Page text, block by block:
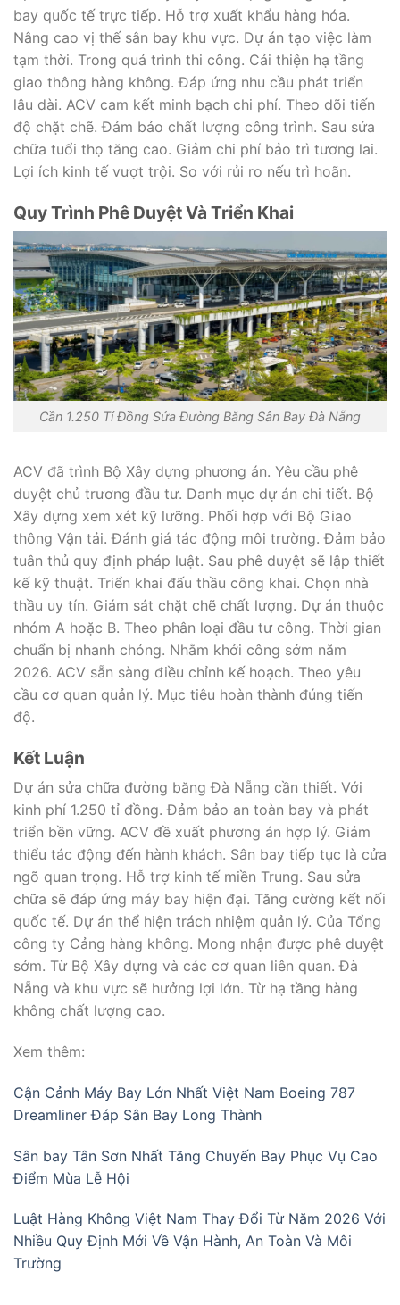
bay quốc tế trực tiếp. Hỗ trợ xuất khẩu hàng hóa.
Nâng cao vị thế sân bay khu vực. Dự án tạo việc làm
tạm thời. Trong quá trình thi công. Cải thiện hạ tầng
giao thông hàng không. Đáp ứng nhu cầu phát triển
lâu dài. ACV cam kết minh bạch chi phí. Theo dõi tiến
độ chặt chẽ. Đảm bảo chất lượng công trình. Sau sửa
chữa tuổi thọ tăng cao. Giảm chi phí bảo trì tương lai.
Lợi ích kinh tế vượt trội. So với rủi ro nếu trì hoãn.
Quy Trình Phê Duyệt Và Triển Khai
Cần 1.250 Tỉ Đồng Sửa Đường Băng Sân Bay Đà Nẵng
ACV đã trình Bộ Xây dựng phương án. Yêu cầu phê
duyệt chủ trương đầu tư. Danh mục dự án chi tiết. Bộ
Xây dựng xem xét kỹ lưỡng. Phối hợp với Bộ Giao
thông Vận tải. Đánh giá tác động môi trường. Đảm bảo
tuân thủ quy định pháp luật. Sau phê duyệt sẽ lập thiết
kế kỹ thuật. Triển khai đấu thầu công khai. Chọn nhà
thầu uy tín. Giám sát chặt chẽ chất lượng. Dự án thuộc
nhóm A hoặc B. Theo phân loại đầu tư công. Thời gian
chuẩn bị nhanh chóng. Nhằm khởi công sớm năm
2026. ACV sẵn sàng điều chỉnh kế hoạch. Theo yêu
cầu cơ quan quản lý. Mục tiêu hoàn thành đúng tiến
độ.
Kết Luận
Dự án sửa chữa đường băng Đà Nẵng cần thiết. Với
kinh phí 1.250 tỉ đồng. Đảm bảo an toàn bay và phát
triển bền vững. ACV đề xuất phương án hợp lý. Giảm
thiểu tác động đến hành khách. Sân bay tiếp tục là cửa
ngõ quan trọng. Hỗ trợ kinh tế miền Trung. Sau sửa
chữa sẽ đáp ứng máy bay hiện đại. Tăng cường kết nối
quốc tế. Dự án thể hiện trách nhiệm quản lý. Của Tổng
công ty Cảng hàng không. Mong nhận được phê duyệt
sớm. Từ Bộ Xây dựng và các cơ quan liên quan. Đà
Nẵng và khu vực sẽ hưởng lợi lớn. Từ hạ tầng hàng
không chất lượng cao.
Xem thêm:
Cận Cảnh Máy Bay Lớn Nhất Việt Nam Boeing 787
Dreamliner Đáp Sân Bay Long Thành
Sân bay Tân Sơn Nhất Tăng Chuyến Bay Phục Vụ Cao
Điểm Mùa Lễ Hội
Luật Hàng Không Việt Nam Thay Đổi Từ Năm 2026 Với
Nhiều Quy Định Mới Về Vận Hành, An Toàn Và Môi
Trường